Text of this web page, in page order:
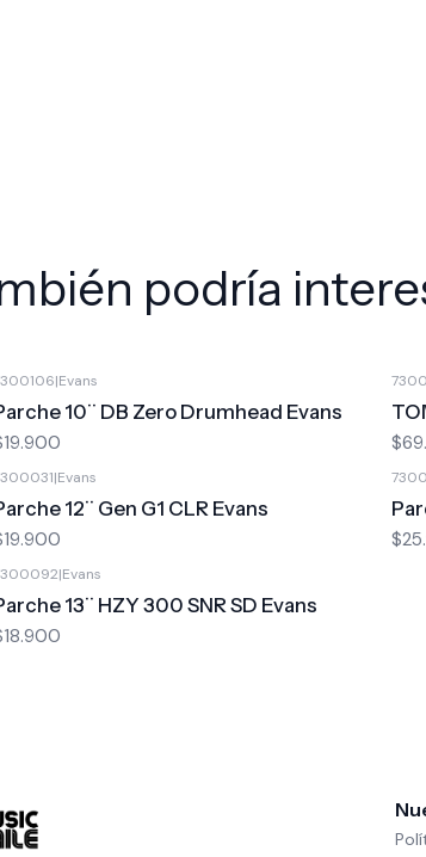
podría
|Evans
10¨ DB Zero Drumhead Evans
|Evans
12¨ Gen G1 CLR Evans
|Evans
13¨ HZY 300 SNR SD Evans